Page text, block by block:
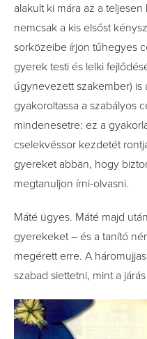
alakult ki mára az a
nemcsak a kis elsőst
sorközeibe írjon tűhegyes
gyerek testi és lelki
úgynevezett szakember)
gyakoroltassa a szabályos
mindenesetre: ez a
cselekvéssor kezdetét
gyereket abban, hogy
megtanuljon írni-olvasni.
Máté ügyes. Máté majd
gyerekeket – és a tanító
megérett erre. A
szabad siettetni, mint a